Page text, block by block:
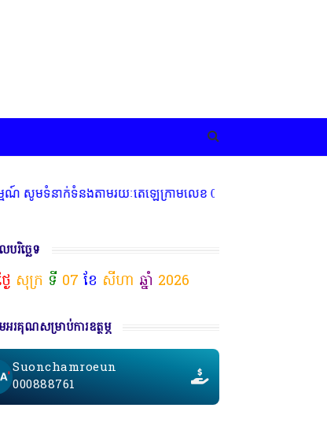
ទំនងតាមរយៈតេឡេក្រាមលេខ 077 83 66 11
បរិច្ឆេទ
ៃ សុក្រ ទី 07 ខែ សីហា ឆ្នាំ 2026
រគុណសម្រាប់ការឧត្ថម្ភ
Suonchamroeun
000888761